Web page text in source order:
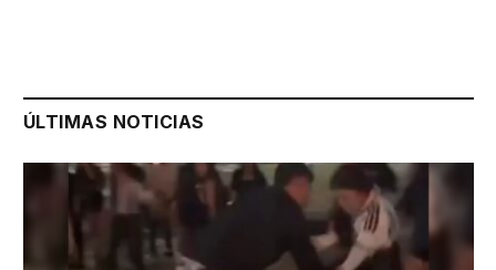
ÚLTIMAS NOTICIAS